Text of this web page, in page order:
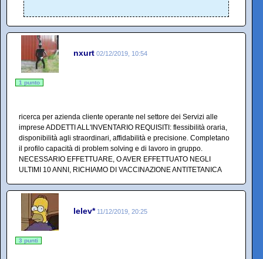
nxurt 02/12/2019, 10:54
1 punto
ricerca per azienda cliente operante nel settore dei Servizi alle
imprese ADDETTI ALL'INVENTARIO REQUISITI: flessibilità oraria,
disponibilità agli straordinari, affidabilità e precisione. Completano
il profilo capacità di problem solving e di lavoro in gruppo.
NECESSARIO EFFETTUARE, O AVER EFFETTUATO NEGLI
ULTIMI 10 ANNI, RICHIAMO DI VACCINAZIONE ANTITETANICA
lelev* 11/12/2019, 20:25
3 punti